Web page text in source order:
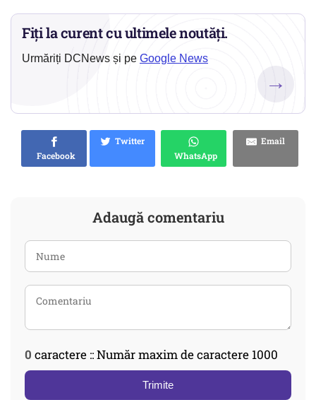
Fiți la curent cu ultimele noutăți.
Urmăriți DCNews și pe Google News
→
Facebook
Twitter
WhatsApp
Email
Adaugă comentariu
0 caractere :: Număr maxim de caractere 1000
Trimite